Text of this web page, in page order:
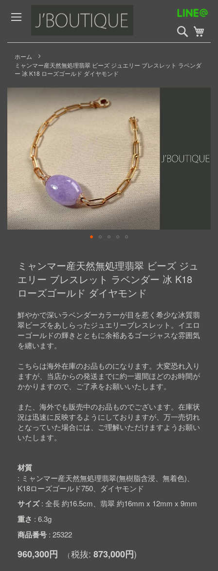
to
Content
検
索
開
ホーム
ミャンマー産天然無処理翡翠 ビーズ ジュエリー ブレスレット ラベンダ
ー 冰 K18 ローズゴールド ダイヤモンド
Skip
beginning
images
ミャンマー産天然無処理翡翠 ビーズ ジュ
エリー ブレスレット ラベンダー 冰 K18
ローズゴールド ダイヤモンド
鮮やかで深いラベンダーカラーが目を惹く希少な冰質翡
翠ビーズをあしらったジュエリーブレスレット。イエロ
ーゴールドの輝きとともに余裕あるゴージャスな雰囲気
を纏います。
こちらは海外在庫のお品ものになります。大変恐れ入り
ますが、当店からの発送までに約一週間ほどのお時間が
かかりますので、ご了承をお願いいたします。
また、海外でも販売中のお品ものでございます。在庫状
況は迅速に反映するようにしておりますが、万一売切れ
となっていた場合には、ご理解いただけますようお願い
いたします。
材質
ミャンマー産天然無処理翡翠(無樹脂含浸、無着色)、
K18ローズゴールド750、ダイヤモンド
サイズ 全長 約16.5cm、翡翠 約16mm x 12mm x 9mm
重さ 6.3g
商品番号 25322
960,300円 873,000円